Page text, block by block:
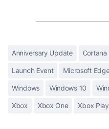
Anniversary Update Cortana
Launch Event Microsoft
Windows Windows 10
Xbox Xbox One Xbox